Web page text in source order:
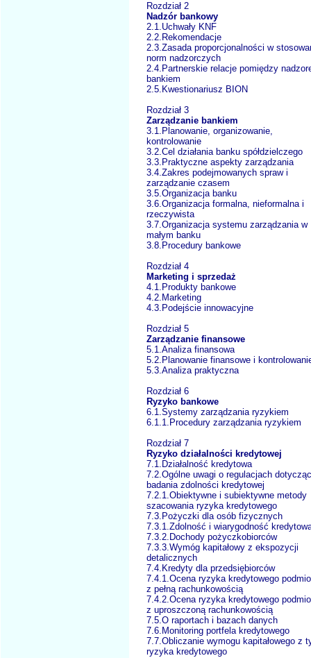
Rozdział 2
Nadzór bankowy
2.1.Uchwały KNF
2.2.Rekomendacje
2.3.Zasada proporcjonalności w
norm nadzorczych
2.4.Partnerskie relacje pomiędzy
bankiem
2.5.Kwestionariusz BION
Rozdział 3
Zarządzanie bankiem
3.1.Planowanie, organizowanie,
kontrolowanie
3.2.Cel działania banku spółdzielczego
3.3.Praktyczne aspekty zarządzania
3.4.Zakres podejmowanych spraw i
zarządzanie czasem
3.5.Organizacja banku
3.6.Organizacja formalna, nieformalna i
rzeczywista
3.7.Organizacja systemu zarządzania w
małym banku
3.8.Procedury bankowe
Rozdział 4
Marketing i sprzedaż
4.1.Produkty bankowe
4.2.Marketing
4.3.Podejście innowacyjne
Rozdział 5
Zarządzanie finansowe
5.1.Analiza finansowa
5.2.Planowanie finansowe i
5.3.Analiza praktyczna
Rozdział 6
Ryzyko bankowe
6.1.Systemy zarządzania ryzykiem
6.1.1.Procedury zarządzania ryzykiem
Rozdział 7
Ryzyko działalności kredytowej
7.1.Działalność kredytowa
7.2.Ogólne uwagi o regulacjach
badania zdolności kredytowej
7.2.1.Obiektywne i subiektywne metody
szacowania ryzyka kredytowego
7.3.Pożyczki dla osób fizycznych
7.3.1.Zdolność i wiarygodność
7.3.2.Dochody pożyczkobiorców
7.3.3.Wymóg kapitałowy z ekspozycji
detalicznych
7.4.Kredyty dla przedsiębiorców
7.4.1.Ocena ryzyka kredytowego
z pełną rachunkowością
7.4.2.Ocena ryzyka kredytowego
z uproszczoną rachunkowością
7.5.O raportach i bazach danych
7.6.Monitoring portfela kredytowego
7.7.Obliczanie wymogu kapitałowego z
ryzyka kredytowego